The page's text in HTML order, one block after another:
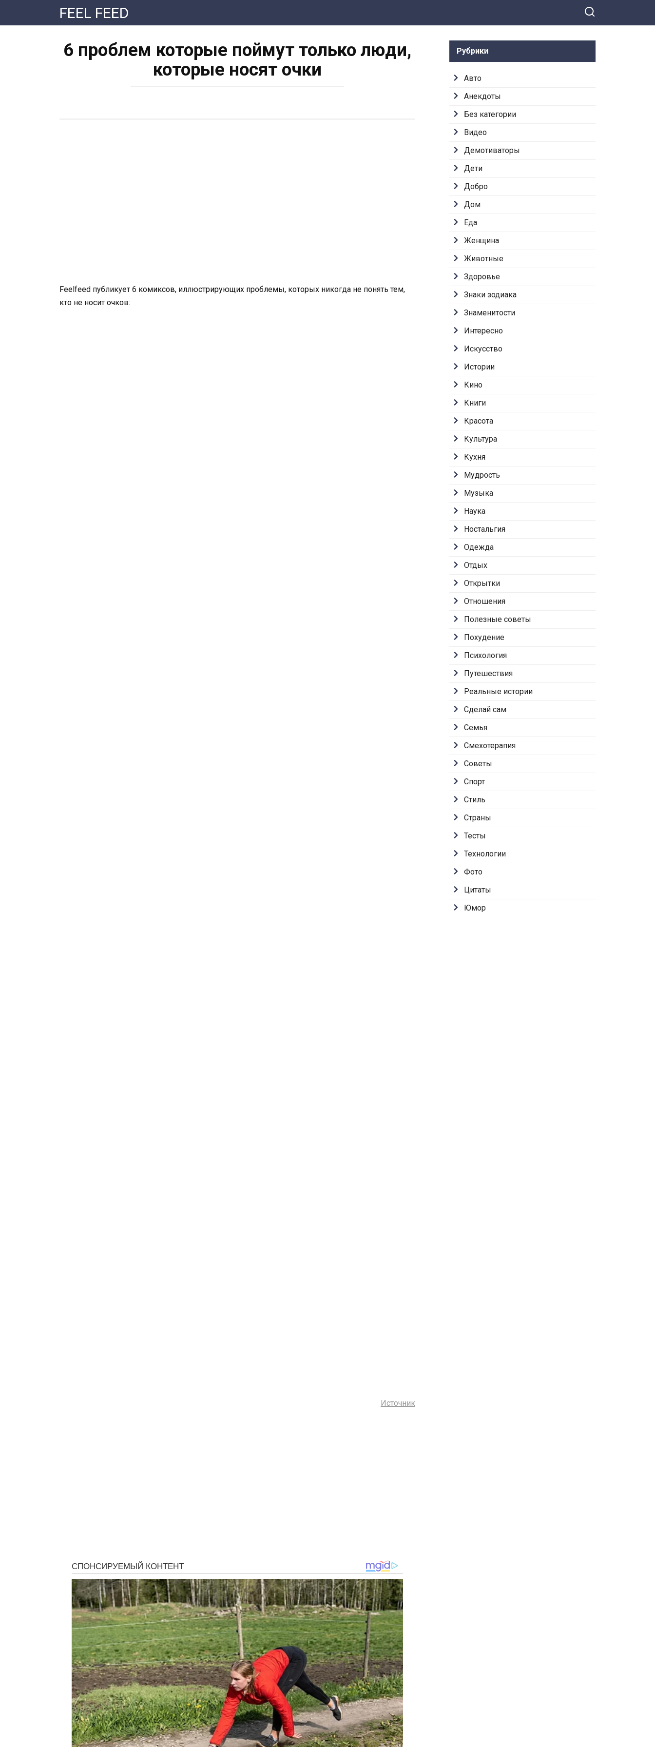
контенту
FEEL FEED
6 проблем которые поймут только люди,
которые носят очки
Feelfeed публикует 6 комиксов, иллюстрирующих проблемы, которых никогда не понять тем,
кто не носит очков:
Источник
Рубрики
Авто
Анекдоты
Без категории
Видео
Демотиваторы
Дети
Добро
Дом
Еда
Женщина
Животные
Здоровье
Знаки зодиака
Знаменитости
Интересно
Искусство
Истории
Кино
Книги
Красота
Культура
Кухня
Мудрость
Музыка
Наука
Ностальгия
Одежда
Отдых
Открытки
Отношения
Полезные советы
Похудение
Психология
Путешествия
Реальные истории
Сделай сам
Семья
Смехотерапия
Советы
Спорт
Стиль
Страны
Тесты
Технологии
Фото
Цитаты
Юмор